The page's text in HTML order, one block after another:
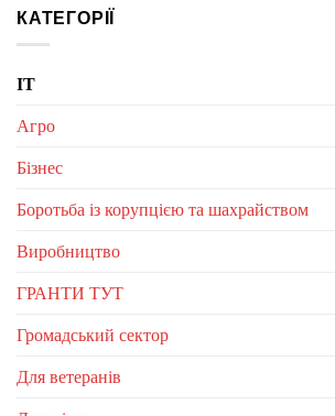
КАТЕГОРІЇ
IT
Агро
Бізнес
Боротьба із корупцією та шахрайством
Виробництво
ГРАНТИ ТУТ
Громадський сектор
Для ветеранів